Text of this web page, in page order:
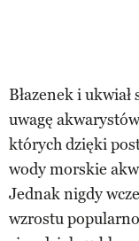
Błazenek i
uwagę
których dzięki
wody morskie
Jednak nigdy
wzrostu